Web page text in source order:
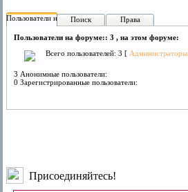
Пользователи на форуме:
Поиск Права
Пользователи на форуме:: 3 , на этом форуме:
Всего пользователей: 3 [ Администраторы
3 Анонимные пользователи:
0 Зарегистрированные пользователи:
Присоединяйтесь!